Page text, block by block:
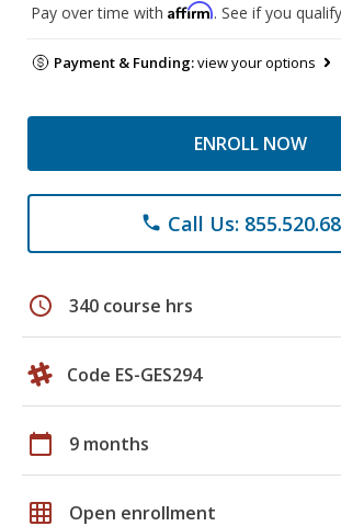
Pay over time with Affirm. See if you
Payment & Funding:view your options
ENROLL NOW
phone Call Us:
schedule 340 course hrs
Code ES-GES294
calendar_today 9 months
grid_on Open enrollment